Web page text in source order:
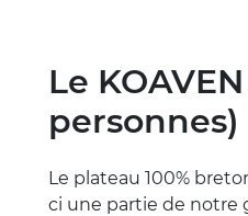
Le
personnes)
Le plateau 100%
ci une partie de notre